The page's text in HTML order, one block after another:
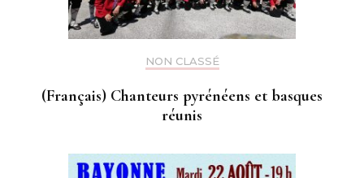
NON CLASSÉ
(Français) Chanteurs pyrénéens et basques
réunis